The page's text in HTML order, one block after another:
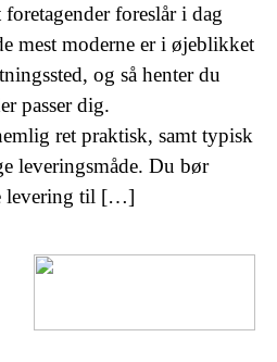
foreslår i dag
mest moderne er i øjeblikket
og så henter du
passer dig.
ret praktisk, samt typisk
leveringsmåde. Du bør
levering til […]